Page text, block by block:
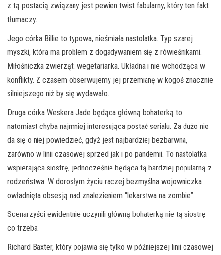
z tą postacią związany jest pewien twist fabularny, który ten fakt
tłumaczy.
Jego córka Billie to typowa, nieśmiała nastolatka. Typ szarej
myszki, która ma problem z dogadywaniem się z rówieśnikami.
Miłośniczka zwierząt, wegetarianka. Układna i nie wchodząca w
konflikty. Z czasem obserwujemy jej przemianę w kogoś znacznie
silniejszego niż by się wydawało.
Druga córka Weskera Jade będąca główną bohaterką to
natomiast chyba najmniej interesująca postać serialu. Za dużo nie
da się o niej powiedzieć, gdyż jest najbardziej bezbarwna,
zarówno w linii czasowej sprzed jak i po pandemii. To nastolatka
wspierająca siostrę, jednocześnie będąca tą bardziej popularną z
rodzeństwa. W dorosłym życiu raczej bezmyślna wojowniczka
owładnięta obsesją nad znalezieniem “lekarstwa na zombie”.
Scenarzyści ewidentnie uczynili główną bohaterką nie tą siostrę
co trzeba.
Richard Baxter, który pojawia się tylko w późniejszej linii czasowej